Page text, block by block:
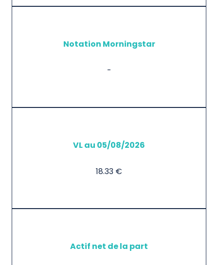
Notation Morningstar
-
VL au 05/08/2026
18.33 €
Actif net de la part